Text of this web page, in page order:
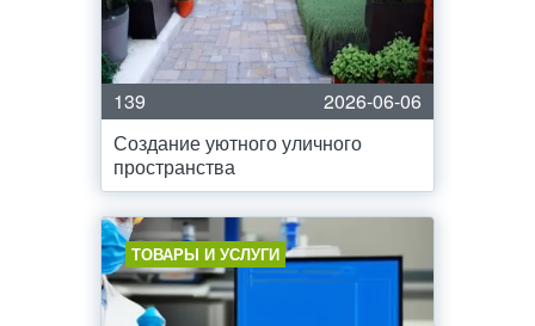
139
2026-06-06
Создание уютного уличного
пространства
ТОВАРЫ И УСЛУГИ